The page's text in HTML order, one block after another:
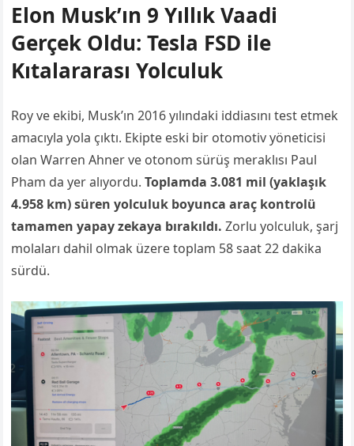
Elon Musk’ın 9 Yıllık Vaadi
Gerçek Oldu: Tesla FSD ile
Kıtalararası Yolculuk
Roy ve ekibi, Musk’ın 2016 yılındaki iddiasını test etmek
amacıyla yola çıktı. Ekipte eski bir otomotiv yöneticisi
olan Warren Ahner ve otonom sürüş meraklısı Paul
Pham da yer alıyordu.Toplamda 3.081 mil (yaklaşık
4.958 km) süren yolculuk boyunca araç kontrolü
tamamen yapay zekaya bırakıldı. Zorlu yolculuk, şarj
molaları dahil olmak üzere toplam 58 saat 22 dakika
sürdü.